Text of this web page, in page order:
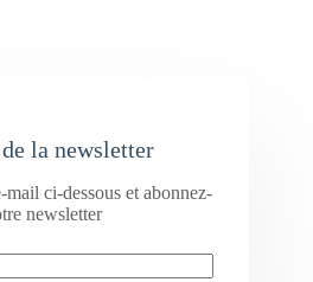
la newsletter
mail ci-dessous et abonnez-
newsletter